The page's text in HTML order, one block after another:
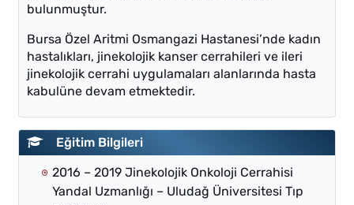
bulunmuştur.
Bursa Özel Aritmi Osmangazi Hastanesi’nde kadın
hastalıkları, jinekolojik kanser cerrahileri ve ileri
jinekolojik cerrahi uygulamaları alanlarında hasta
kabulüne devam etmektedir.
Eğitim Bilgileri
2016 – 2019 Jinekolojik Onkoloji Cerrahisi
Yandal Uzmanlığı – Uludağ Üniversitesi Tıp